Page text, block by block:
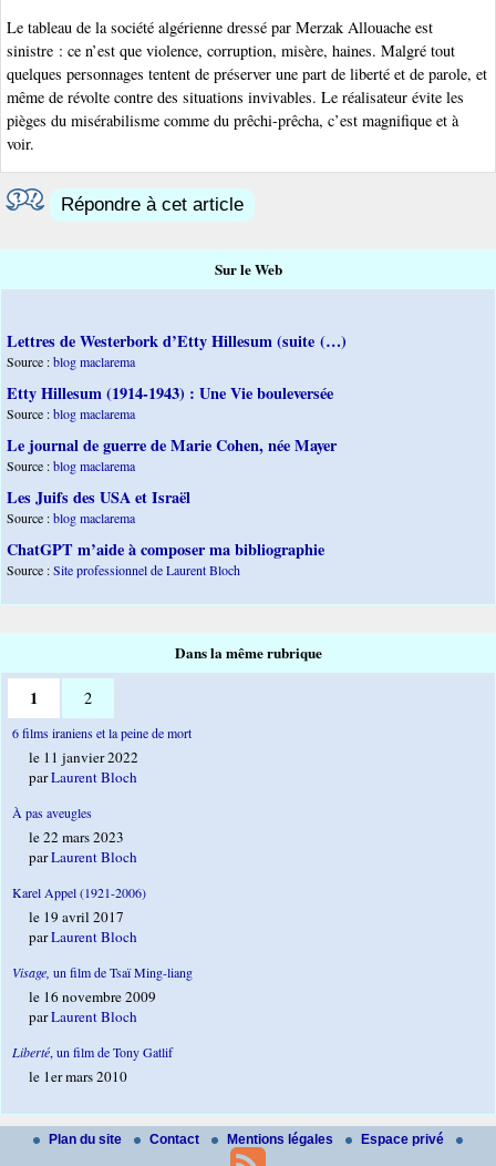
Le tableau de la société algérienne dressé par Merzak Allouache est
sinistre : ce n’est que violence, corruption, misère, haines. Malgré tout
quelques personnages tentent de préserver une part de liberté et de parole, et
même de révolte contre des situations invivables. Le réalisateur évite les
pièges du misérabilisme comme du prêchi-prêcha, c’est magnifique et à
voir.
Répondre à cet article
Sur le Web
Lettres de Westerbork d’Etty Hillesum (suite (…)
Source :blog maclarema
Etty Hillesum (1914-1943) : Une Vie bouleversée
Source :blog maclarema
Le journal de guerre de Marie Cohen, née Mayer
Source :blog maclarema
Les Juifs des USA et Israël
Source :blog maclarema
ChatGPT m’aide à composer ma bibliographie
Source :Site professionnel de Laurent Bloch
Dans la même rubrique
1 2
6 films iraniens et la peine de mort
le 11 janvier 2022
parLaurent Bloch
À pas aveugles
le 22 mars 2023
parLaurent Bloch
Karel Appel (1921-2006)
le 19 avril 2017
parLaurent Bloch
Visage, un film de Tsaï Ming-liang
le 16 novembre 2009
parLaurent Bloch
Liberté, un film de Tony Gatlif
le 1er mars 2010
Plan du site Contact Mentions légales Espace privé